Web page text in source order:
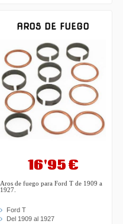
AROS DE FUEGO
16'95 €
Aros de fuego para Ford T de 1909 a
1927.
Ford T
Del 1909 al 1927